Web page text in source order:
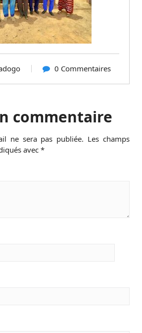
0 Commentaires
commentaire
ne sera pas publiée. Les champs
avec *